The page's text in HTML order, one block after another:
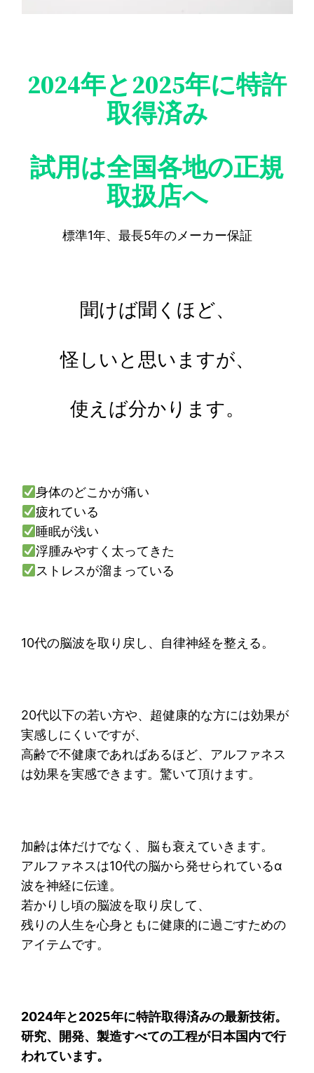
2024年と2025年に特許
取得済み
試用は全国各地の正規
取扱店へ
標準1年、最長5年のメーカー保証
聞けば聞くほど、
怪しいと思いますが、
使えば分かります。
身体のどこかが痛い
疲れている
睡眠が浅い
浮腫みやすく太ってきた
ストレスが溜まっている
10代の脳波を取り戻し、自律神経を整える。
20代以下の若い方や、超健康的な方には効果が
実感しにくいですが、
高齢で不健康であればあるほど、アルファネス
は効果を実感できます。驚いて頂けます。
加齢は体だけでなく、脳も衰えていきます。
アルファネスは10代の脳から発せられているα
波を神経に伝達。
若かりし頃の脳波を取り戻して、
残りの人生を心身ともに健康的に過ごすための
アイテムです。
2024年と2025年に特許取得済みの最新技術。
研究、開発、製造すべての工程が日本国内で行
われています。